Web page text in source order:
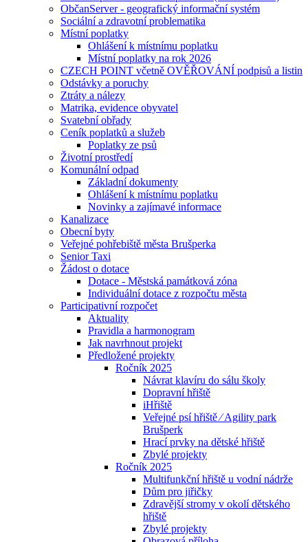
ObčanServer - geografický informační systém
Sociální a zdravotní problematika
Místní poplatky
Ohlášení k místnímu poplatku
Místní poplatky na rok 2026
CZECH POINT včetně OVĚŘOVÁNÍ podpisů a listin
Odstávky a poruchy
Ztráty a nálezy
Matrika, evidence obyvatel
Svatební obřady
Ceník poplatků a služeb
Poplatky ze psů
Životní prostředí
Komunální odpad
Základní dokumenty
Ohlášení k místnímu poplatku
Novinky a zajímavé informace
Kanalizace
Obecní byty
Veřejné pohřebiště města Brušperka
Senior Taxi
Žádost o dotace
Dotace - Městská památková zóna
Individuální dotace z rozpočtu města
Participativní rozpočet
Aktuality
Pravidla a harmonogram
Jak navrhnout projekt
Předložené projekty
Ročník 2025
Návrat klavíru do sálu školy
Dopravní hřiště
iHřiště
Veřejné psí hřiště ⁄ Agility park
Brušperk
Hrací prvky na dětské hřiště
Zbylé projekty
Ročník 2025
Multifunkční hřiště u vodní nádrže
Dům pro jiřičky
Zdravější stromy v okolí dětského
hřiště
Zbylé projekty